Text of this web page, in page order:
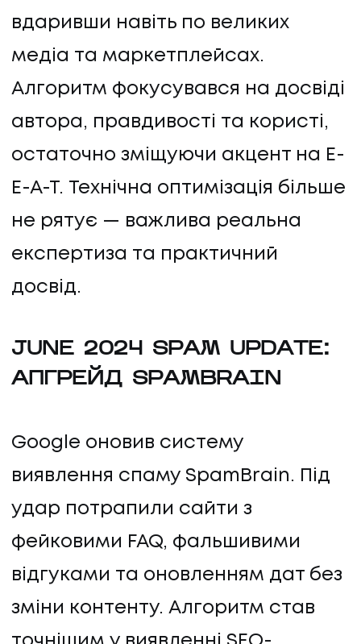
вдаривши навіть по великих
медіа та маркетплейсах.
Алгоритм фокусувався на досвіді
автора, правдивості та користі,
остаточно зміщуючи акцент на E-
E-A-T. Технічна оптимізація більше
не рятує — важлива реальна
експертиза та практичний
досвід.
JUNE 2024 SPAM UPDATE:
АПГРЕЙД SPAMBRAIN
Google оновив систему
виявлення спаму SpamBrain. Під
удар потрапили сайти з
фейковими FAQ, фальшивими
відгуками та оновленням дат без
зміни контенту. Алгоритм став
ПОСЛУГИ
ПОСЛУГИ
КЕЙСИ
КЕЙСИ
ПРО НАС